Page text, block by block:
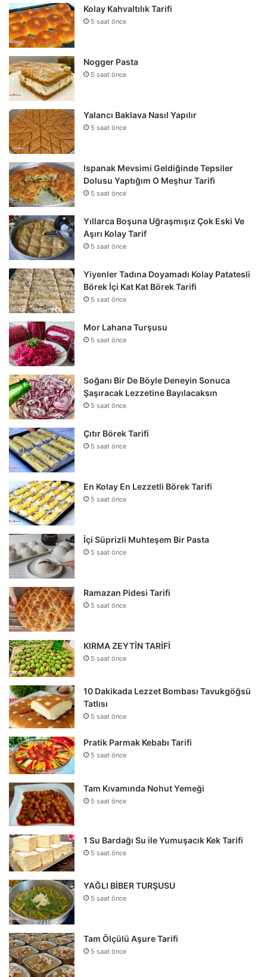
Kolay Kahvaltılık Tarifi
5 saat önce
Nogger Pasta
5 saat önce
Yalancı Baklava Nasıl Yapılır
5 saat önce
Ispanak Mevsimi Geldiğinde Tepsiler
Dolusu Yaptığım O Meşhur Tarifi
5 saat önce
Yıllarca Boşuna Uğraşmışız Çok Eski Ve
Aşırı Kolay Tarif
5 saat önce
Yiyenler Tadına Doyamadı Kolay Patatesli
Börek İçi Kat Kat Börek Tarifi
5 saat önce
Mor Lahana Turşusu
5 saat önce
Soğanı Bir De Böyle Deneyin Sonuca
Şaşıracak Lezzetine Bayılacaksın
5 saat önce
Çıtır Börek Tarifi
5 saat önce
En Kolay En Lezzetli Börek Tarifi
5 saat önce
İçi Süprizli Muhteşem Bir Pasta
5 saat önce
Ramazan Pidesi Tarifi
5 saat önce
KIRMA ZEYTİN TARİFİ
5 saat önce
10 Dakikada Lezzet Bombası Tavukgöğsü
Tatlısı
5 saat önce
Pratik Parmak Kebabı Tarifi
5 saat önce
Tam Kıvamında Nohut Yemeği
5 saat önce
1 Su Bardağı Su ile Yumuşacık Kek Tarifi
5 saat önce
YAĞLI BİBER TURŞUSU
5 saat önce
Tam Ölçülü Aşure Tarifi
5 saat önce